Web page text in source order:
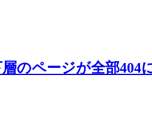
のページが全部404